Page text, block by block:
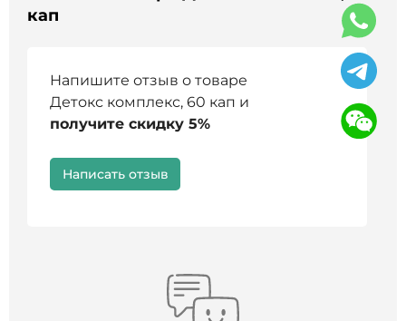
кап
Напишите отзыв о товаре
Детокс комплекс, 60 кап и
получите скидку 5%
Написать отзыв